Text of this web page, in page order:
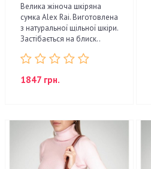
Велика жіноча шкіряна
сумка Alex Rai. Виготовлена
з натуральної щільної шкіри.
Застібається на блиск..
1847 грн.